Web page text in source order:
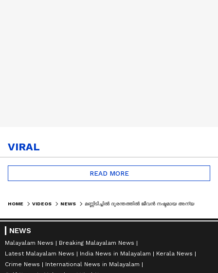
VIRAL
READ MORE
HOME VIDEOS NEWS മണ്ണിടിച്ചിൽ ദുരന്തത്തിൽ ജീവൻ നഷ്ടമായ അന്യസംസ്ഥാന തൊഴിലാളികളുടെ മൃതദേഹങ്ങൾ നാടുകളിൽ എത്തിക്കും
NEWS
Malayalam News
Breaking Malayalam News
Latest Malayalam News
India News in Malayalam
Kerala News
Crime News
International News in Malayalam